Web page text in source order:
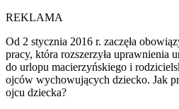
REKLAMA
Od 2 stycznia 2016 r. zaczęła
pracy, która rozszerzyła uprawnienia
do urlopu macierzyńskiego i
ojców wychowujących dziecko. Jak
ojcu dziecka?